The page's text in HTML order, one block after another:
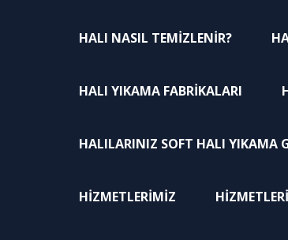
HALI NASIL TEMIZLENIR?
HALI YIKAMA FABRIKALARI
HALILARINIZ SOFT HALI YIKAMA
HIZMETLERIMIZ